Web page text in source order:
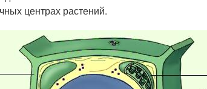
центрах растений.